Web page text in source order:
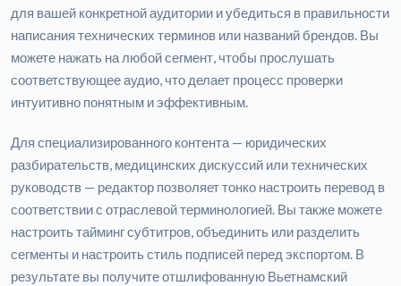
для вашей конкретной аудитории и убедиться в правильности
написания технических терминов или названий брендов. Вы
можете нажать на любой сегмент, чтобы прослушать
соответствующее аудио, что делает процесс проверки
интуитивно понятным и эффективным.
Для специализированного контента — юридических
разбирательств, медицинских дискуссий или технических
руководств — редактор позволяет тонко настроить перевод в
соответствии с отраслевой терминологией. Вы также можете
настроить тайминг субтитров, объединить или разделить
сегменты и настроить стиль подписей перед экспортом. В
результате вы получите отшлифованную Вьетнамский